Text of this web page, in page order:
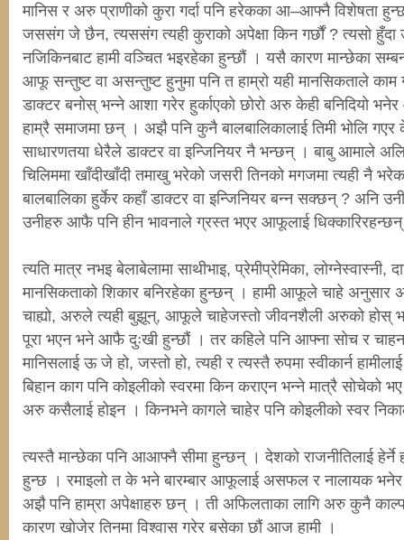
मानिस र अरु प्राणीको कुरा गर्दा पनि हरेकका आ–आफ्नै विशेषता
जससंग जे छैन, त्यससंग त्यही कुराको अपेक्षा किन गर्छौं ? त्यसो हुँदा
नजिकिनबाट हामी वञ्चित भइरहेका हुन्छौं । यसै कारण मान्छेका
आफू सन्तुष्ट वा असन्तुष्ट हुनुमा पनि त हाम्रो यही मानसिकताले काम
डाक्टर बनोस् भन्ने आशा गरेर हुर्काएको छोरो अरु केही बनिदियो
हाम्रै समाजमा छन् । अझै पनि कुनै बालबालिकालाई तिमी भोलि
साधारणतया धेरैले डाक्टर वा इन्जिनियर नै भन्छन् । बाबु आमाले
चिलिममा खाँदीखाँदी तमाखु भरेको जसरी तिनको मगजमा त्यही नै
बालबालिका हुर्केर कहाँ डाक्टर वा इन्जिनियर बन्न सक्छन् ? अनि
उनीहरु आफै पनि हीन भावनाले ग्रस्त भएर आफूलाई
त्यति मात्र नभइ बेलाबेलामा साथीभाइ, प्रेमीप्रेमिका, लोग्नेस्वास्नी,
मानसिकताको शिकार बनिरहेका हुन्छन् । हामी आफूले चाहे
चाह्यो, अरुले त्यही बुझून्, आफूले चाहेजस्तो जीवनशैली अरुको होस्
पूरा भएन भने आफै दुःखी हुन्छौं । तर कहिले पनि आफ्ना सोच र
मानिसलाई ऊ जे हो, जस्तो हो, त्यही र त्यस्तै रुपमा स्वीकार्न
बिहान काग पनि कोइलीको स्वरमा किन कराएन भन्ने मात्रै सोचेको
अरु कसैलाई होइन । किनभने कागले चाहेर पनि कोइलीको स्वर
त्यस्तै मान्छेका पनि आआफ्नै सीमा हुन्छन् । देशको राजनीतिलाई हेर्ने
हुन्छ । रमाइलो त के भने बारम्बार आफूलाई असफल र नालायक
अझै पनि हाम्रा अपेक्षाहरु छन् । ती अफिलताका लागि अरु कुनै
कारण खोजेर तिनमा विश्वास गरेर बसेका छौं आज हामी ।